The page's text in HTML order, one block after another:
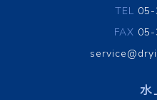
TEL
FAX
水